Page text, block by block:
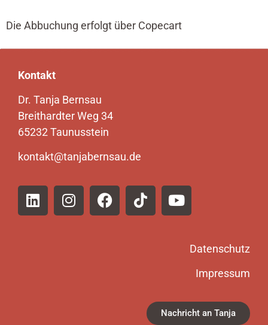
Die Abbuchung erfolgt über Copecart
Kontakt
Dr. Tanja Bernsau
Breithardter Weg 34
65232 Taunusstein
kontakt@tanjabernsau.de
Datenschutz
Impressum
Nachricht an Tanja